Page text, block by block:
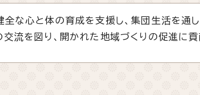
な心と体の育成を支援し、集団生活を通
流を図り、開かれた地域づくりの促進に貢